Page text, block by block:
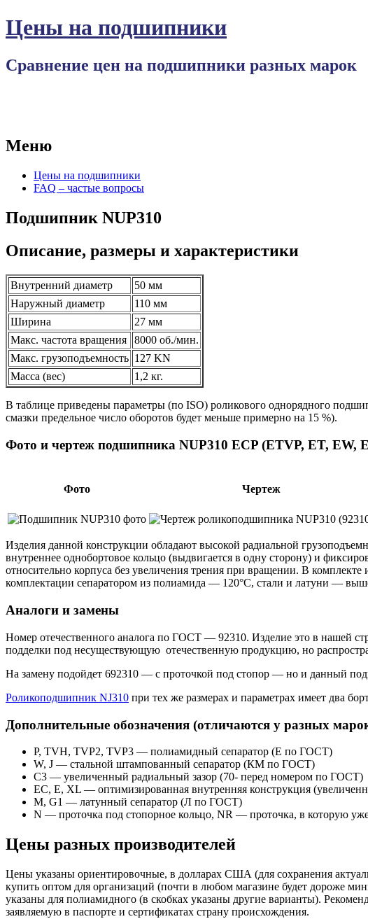
Цены на подшипники
Сравнение цен на подшипники разных марок
Меню
ПерейтиЦены на подшипники
FAQ – частые вопросы
Подшипник NUP310
Описание, размеры и характеристики
Внутренний диаметр
50 мм
Наружный диаметр
110 мм
Ширина
27 мм
Макс. частота вращения
8000 об./мин.
Макс. грузоподъемность 127 KN
Масса (вес)
1,2 кг.
В таблице приведены параметры (по ISO) роликового однорядного
смазки предельное число оборотов будет меньше примерно на 15 %).
Фото и чертеж подшипника NUP310 ECP (ETVP, ET, EW,
Фото Чертеж
Изделия данной конструкции обладают высокой радиальной
внутреннее однобортовое кольцо (выдвигается в одну сторону) и
относительно корпуса без увеличения трения при вращении. В
комплектации сепаратором из полиамида — 120°C, стали и латуни —
Аналоги и замены
Номер отечественного аналога по ГОСТ — 92310. Изделие это в нашей
подделки под несуществующую отечественную продукцию, но
На замену подойдет 692310 — с проточкой под стопор — но и данный
Роликоподшипник NJ310 при тех же размерах и параметрах имеет два
Дополнительные обозначения (отличаются у разных
P, TVH, TVP2, TVP3 — полиамидный сепаратор (Е по ГОСТ)
W, J — стальной штампованный сепаратор (КМ по ГОСТ)
С3 — увеличенный радиальный зазор (70- перед номером по ГОСТ)
EC, E, XL — оптимизированная внутренняя конструкция
М, G1 — латунный сепаратор (Л по ГОСТ)
N — проточка под стопорное кольцо, NR — проточка, в которую
Цены разных производителей
Цены указаны ориентировочные, в долларах США (для сохранения
купить оптом для организаций (почти в любом магазине будет дороже
указаны для полиамидного (в скобках указаны другие варианты).
заявляемую в паспорте и сертификатах страну происхождения.